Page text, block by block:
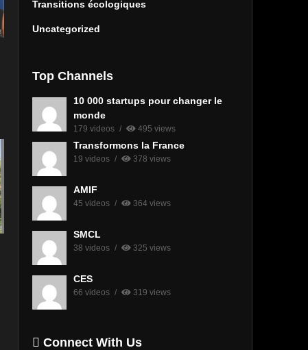
Transitions écologiques
Uncategorized
Top Channels
10 000 startups pour changer le
monde
179 videos 495 views
Transformons la France
19 videos 378 views
AMIF
45 videos 364 views
SMCL
38 videos 325 views
CES
66 videos 319 views
Connect With Us